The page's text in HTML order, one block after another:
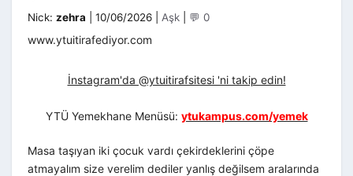
Nick: zehra 10/06/2026 Kategoriler
Aşk 💬 0
www.ytuitirafediyor.com
İnstagram'da @ytuitirafsitesi 'ni takip edin!
YTÜ Yemekhane Menüsü: ytukampus.com/yemek
Masa taşıyan iki çocuk vardı çekirdeklerini çöpe
atmayalım size verelim dediler yanlış değilsem aralarında